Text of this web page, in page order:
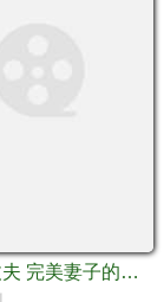
致亲爱的丈夫 完美妻子的谎言